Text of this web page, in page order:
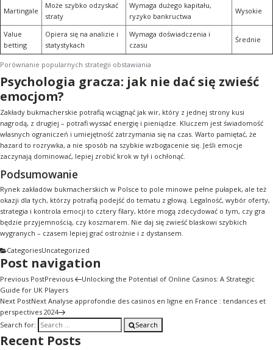
Porównanie popularnych strategii obstawiania
Martingale
Może szybko odzyskać
straty
Wymaga dużego kapitału,
ryzyko bankructwa
Wysokie
Value
betting
Opiera się na analizie i
statystykach
Wymaga doświadczenia i
czasu
Średnie
Psychologia gracza: jak nie dać się zwieść
emocjom?
Zakłady bukmacherskie potrafią wciągnąć jak wir, który z jednej strony kusi
nagrodą, z drugiej – potrafi wyssać energię i pieniądze. Kluczem jest świadomość
własnych ograniczeń i umiejętność zatrzymania się na czas. Warto pamiętać, że
hazard to rozrywka, a nie sposób na szybkie wzbogacenie się. Jeśli emocje
zaczynają dominować, lepiej zrobić krok w tył i ochłonąć.
Podsumowanie
Rynek zakładów bukmacherskich w Polsce to pole minowe pełne pułapek, ale też
okazji dla tych, którzy potrafią podejść do tematu z głową. Legalność, wybór oferty,
strategia i kontrola emocji to cztery filary, które mogą zdecydować o tym, czy gra
będzie przyjemnością, czy koszmarem. Nie daj się zwieść blaskowi szybkich
wygranych – czasem lepiej grać ostrożnie i z dystansem.
CategoriesUncategorized
Post navigation
Previous PostPrevious
Unlocking the Potential of Online Casinos: A Strategic
Guide for UK Players
Next PostNext Analyse approfondie des casinos en ligne en France : tendances et
perspectives 2024
Search for:
Search
Recent Posts